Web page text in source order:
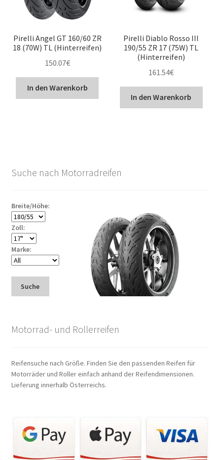
Pirelli Angel GT 160/60 ZR
18 (70W) TL (Hinterreifen)
150.07€
In den Warenkorb
Pirelli Diablo Rosso III
190/55 ZR 17 (75W) TL
(Hinterreifen)
161.54€
In den Warenkorb
Suche nach Motorradreifen
Breite/Höhe:
Zoll:
Marke:
Suche
Motorrad- und Rollerreifen
Reifensuche nach Größe. Finden Sie den passenden Reifen für
Motorräder und Roller einfach anhand der Reifendimensionen.
Lieferung innerhalb Österreichs.